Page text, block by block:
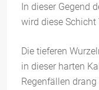
In dieser Gegend
wird diese Schicht
Die tieferen
in dieser harten
Regenfällen